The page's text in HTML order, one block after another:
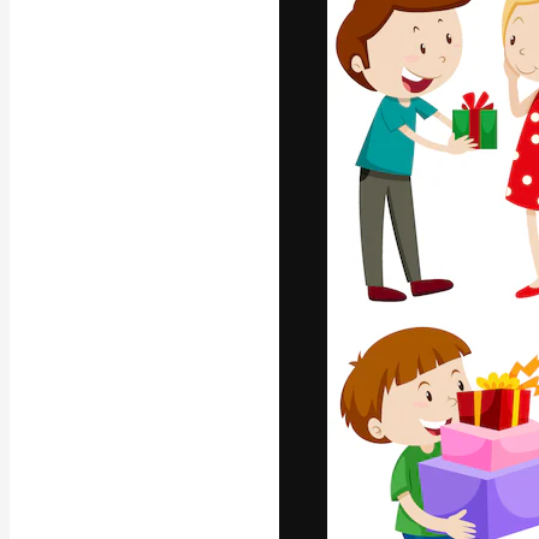
La plataforma
trabajo. Más
entre
estudios.
Español
Copyright ©